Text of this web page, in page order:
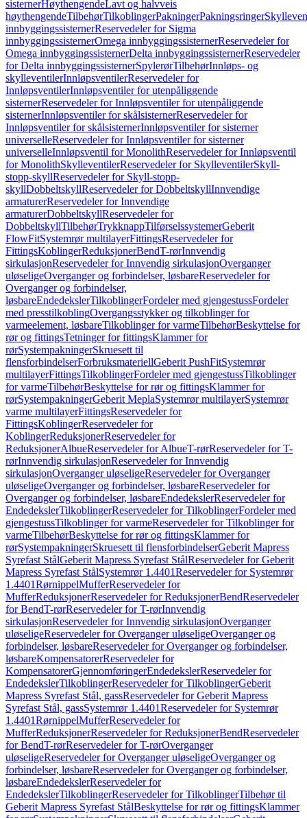
sisternerHøythengendeLavt og halvveis
høythengendeTilbehørTilkoblingerPakningerPakningsringer
innbyggingssisternerReservedeler for Sigma
innbyggingssisternerOmega innbyggingssisternerReservedeler for
Omega innbyggingssisternerDelta innbyggingssisternerReservedeler
for Delta innbyggingssisternerSpylerørTilbehørInnløps- og
skylleventilerInnløpsventilerReservedeler for
InnløpsventilerInnløpsventiler for utenpåliggende
sisternerReservedeler for Innløpsventiler for utenpåliggende
sisternerInnløpsventiler for skålsisternerReservedeler for
Innløpsventiler for skålsisternerInnløpsventiler for sisterner
universelleReservedeler for Innløpsventiler for sisterner
universelleInnløpsventil for MonolithReservedeler for Innløpsventil
for MonolithSkylleventilerReservedeler for SkylleventilerSkyll-
stopp-skyllReservedeler for Skyll-stopp-
skyllDobbeltskyllReservedeler for DobbeltskyllInnvendige
armaturerReservedeler for Innvendige
armaturerDobbeltskyllReservedeler for
DobbeltskyllTilbehørTrykknappTilførselssystemerGeberit
FlowFitSystemrør multilayerFittingsReservedeler for
FittingsKoblingerReduksjonerBendT-rørInnvendig
sirkulasjonReservedeler for Innvendig sirkulasjonOverganger
uløseligeOverganger og forbindelser, løsbareReservedeler for
Overganger og forbindelser,
løsbareEndedekslerTilkoblingerFordeler med gjengestussFordeler
med presstilkoblingOvergangsstykker og tilkoblinger for
varmeelement, løsbareTilkoblinger for varmeTilbehørBeskyttelse for
rør og fittingsTetninger for fittingsKlammer for
rørSystempakningerSkruesett til
flensforbindelserForbruksmateriellGeberit PushFitSystemrør
multilayerFittingsTilkoblingerFordeler med gjengestussTilkoblinger
for varmeTilbehørBeskyttelse for rør og fittingsKlammer for
rørSystempakningerGeberit MeplaSystemrør multilayerSystemrør
varme multilayerFittingsReservedeler for
FittingsKoblingerReservedeler for
KoblingerReduksjonerReservedeler for
ReduksjonerAlbueReservedeler for AlbueT-rørReservedeler for T-
rørInnvendig sirkulasjonReservedeler for Innvendig
sirkulasjonOverganger uløseligeReservedeler for Overganger
uløseligeOverganger og forbindelser, løsbareReservedeler for
Overganger og forbindelser, løsbareEndedekslerReservedeler for
EndedekslerTilkoblingerReservedeler for TilkoblingerFordeler med
gjengestussTilkoblinger for varmeReservedeler for Tilkoblinger for
varmeTilbehørBeskyttelse for rør og fittingsKlammer for
rørSystempakningerSkruesett til flensforbindelserGeberit Mapress
Syrefast StålGeberit Mapress Syrefast StålReservedeler for Geberit
Mapress Syrefast StålSystemrør 1.4401Reservedeler for Systemrør
1.4401RørnippelMufferReservedeler for
MufferReduksjonerReservedeler for ReduksjonerBendReservedeler
for BendT-rørReservedeler for T-rørInnvendig
sirkulasjonReservedeler for Innvendig sirkulasjonOverganger
uløseligeReservedeler for Overganger uløseligeOverganger og
forbindelser, løsbareReservedeler for Overganger og forbindelser,
løsbareKompensatorerReservedeler for
KompensatorerGjennomføringerEndedekslerReservedeler for
EndedekslerTilkoblingerReservedeler for TilkoblingerGeberit
Mapress Syrefast Stål, gassReservedeler for Geberit Mapress
Syrefast Stål, gassSystemrør 1.4401Reservedeler for Systemrør
1.4401RørnippelMufferReservedeler for
MufferReduksjonerReservedeler for ReduksjonerBendReservedeler
for BendT-rørReservedeler for T-rørOverganger
uløseligeReservedeler for Overganger uløseligeOverganger og
forbindelser, løsbareReservedeler for Overganger og forbindelser,
løsbareEndedekslerReservedeler for
EndedekslerTilkoblingerReservedeler for TilkoblingerTilbehør til
Geberit Mapress Syrefast StålBeskyttelse for rør og fittingsKlammer